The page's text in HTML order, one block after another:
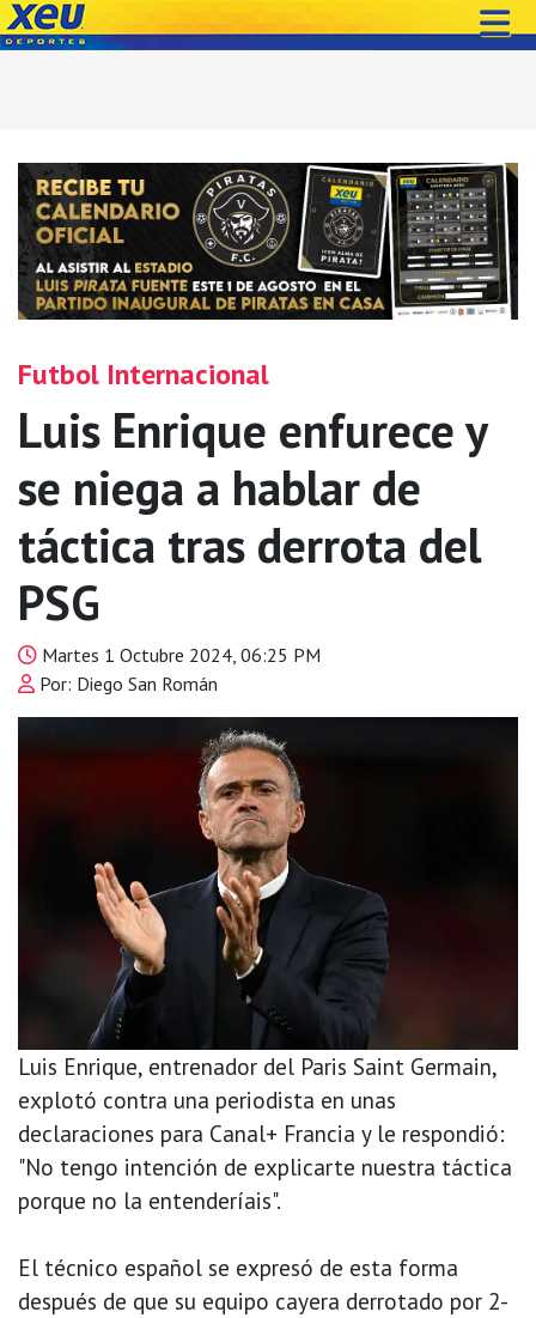
Futbol Internacional
Luis Enrique enfurece y
se niega a hablar de
táctica tras derrota del
PSG
Martes 1 Octubre 2024, 06:25 PM
Por: Diego San Román
Luis Enrique, entrenador del Paris Saint Germain,
explotó contra una periodista en unas
declaraciones para Canal+ Francia y le respondió:
"No tengo intención de explicarte nuestra táctica
porque no la entenderíais".
El técnico español se expresó de esta forma
después de que su equipo cayera derrotado por 2-